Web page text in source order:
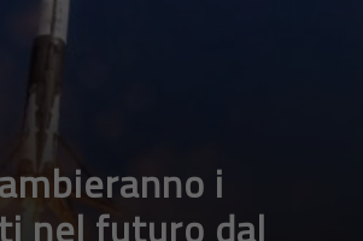
aggiornamento per i piani di
di Google Drive: ecco tutte
di Maggio, il nuovo servizio di Big G
novità nel settore dell’archiviazione in
i propri dati online.